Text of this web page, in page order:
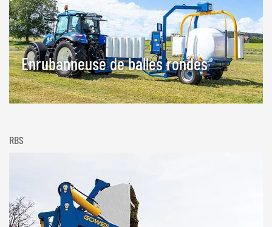
Enrubanneuse de balles rondes
RBS